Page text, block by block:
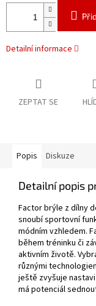
Detailní informace
ZEPTAT SE
Popis Diskuze
Detailní popis
Factor brýle z dílny
snoubí sportovní
módním vzhledem.
během tréninku či
aktivním životě.
různými
ještě zvyšuje
má potenciál